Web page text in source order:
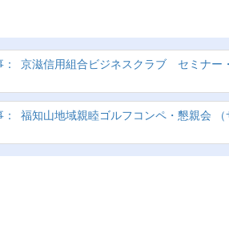
京滋信用組合ビジネスクラブ セミナ
福知山地域親睦ゴルフコンペ・懇親会